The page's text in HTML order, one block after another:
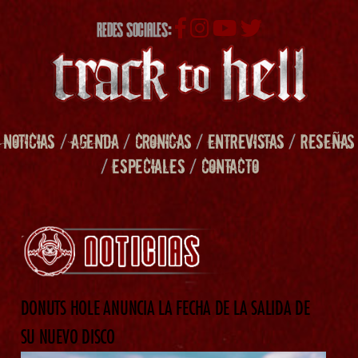
REDES SOCIALES:
NOTICIAS /AGENDA/ CRONICAS/ENTREVISTAS/RESEÑAS
/ESPECIALES/ CONTACTO
DONUTS HOLE ANUNCIA LA FECHA DE LA SALIDA DE
SU NUEVO DISCO